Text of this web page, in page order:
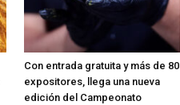
Con entrada gratuita y más de 80
expositores, llega una nueva
edición del Campeonato